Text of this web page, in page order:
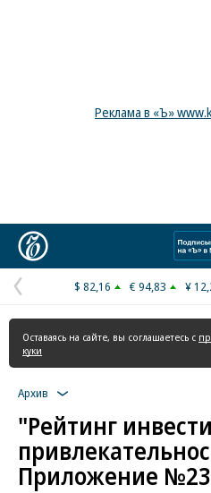
Реклама в «Ъ»
Предыдущая
страница
$ 82,16 € 94,83 ¥
Оставаясь на сайте, вы соглашаетесь с
куки
Архив
"Рейтинг
Приложение